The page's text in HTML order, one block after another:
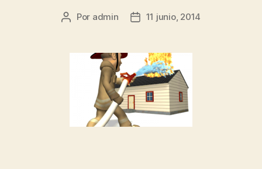
Autor
entrada
Por admin
Fecha
entrada
11 junio, 2014